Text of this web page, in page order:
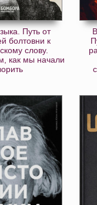
Путь от
болтовни к
слову.
как мы начали